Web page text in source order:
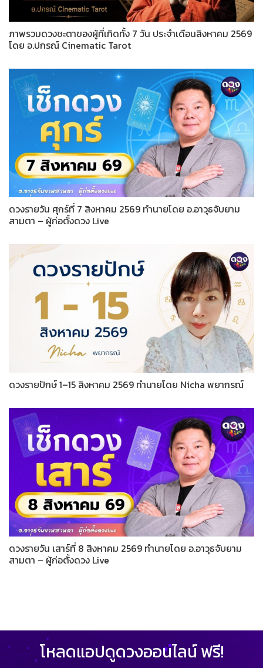
ภาพรวมดวงชะตาของผู้ที่เกิดทั้ง 7 วัน ประจำเดือนสิงหาคม 2569
โดย อ.ปกรณ์ Cinematic Tarot
ดวงรายวัน ศุกร์ที่ 7 สิงหาคม 2569 ทำนายโดย อ.อาวุธจับยาม
สามตา – ผู้ก่อตั้งดวง Live
ดวงรายปักษ์ 1–15 สิงหาคม 2569 ทำนายโดย Nicha พยากรณ์
ดวงรายวัน เสาร์ที่ 8 สิงหาคม 2569 ทำนายโดย อ.อาวุธจับยาม
สามตา – ผู้ก่อตั้งดวง Live
โหลดแอปดูดวงออนไลน์ ฟรี!